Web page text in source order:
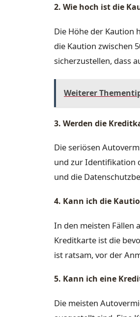
2. Wie hoch ist die
Die Höhe der Kaution
die Kaution zwischen
sicherzustellen, dass
Weiterer
3. Werden die
Die seriösen
und zur Identifikation
und die
4. Kann ich die
In den meisten Fällen
Kreditkarte ist die
ist ratsam, vor der
5. Kann ich eine
Die meisten